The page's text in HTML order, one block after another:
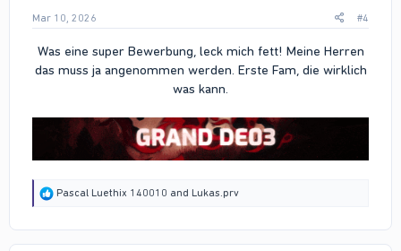
Mar 10, 2026 #4
Was eine super Bewerbung, leck mich fett! Meine Herren
das muss ja angenommen werden. Erste Fam, die wirklich
was kann.
R
Pascal Luethix 140010 and Lukas.prv